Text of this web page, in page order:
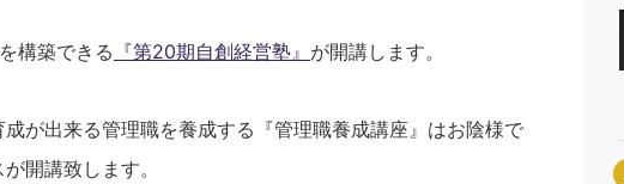
構築できる 『第20期自創経営塾』 が開講します。
が出来る管理職を養成する『管理職養成講座』はお陰様で
開講致します。